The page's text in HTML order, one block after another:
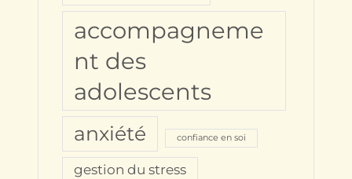
accompagneme
nt des
adolescents
anxiété confiance en soi
gestion du stress